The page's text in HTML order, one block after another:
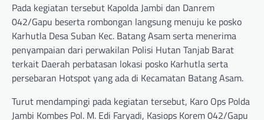
Pada kegiatan tersebut Kapolda Jambi dan Danrem
042/Gapu beserta rombongan langsung menuju ke posko
Karhutla Desa Suban Kec. Batang Asam serta menerima
penyampaian dari perwakilan Polisi Hutan Tanjab Barat
terkait Daerah perbatasan lokasi posko Karhutla serta
persebaran Hotspot yang ada di Kecamatan Batang Asam.
Turut mendampingi pada kegiatan tersebut, Karo Ops Polda
Jambi Kombes Pol. M. Edi Faryadi, Kasiops Korem 042/Gapu